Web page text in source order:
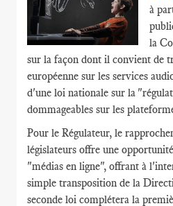
à
la
sur la façon dont il convient de
européenne sur les services
d'une loi nationale sur la
dommageables sur les
Pour le Régulateur, le
législateurs offre une
"médias en ligne", offrant à
simple transposition de la
seconde loi complétera la